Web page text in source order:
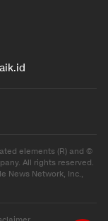
elements (R) and ©
All rights reserved.
News Network, Inc.,